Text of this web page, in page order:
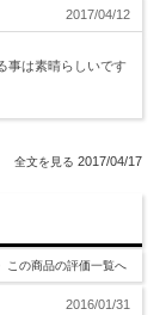
2017/04/12
事は素晴らしいです
2017/04/17
この商品の評価一覧へ
2016/01/31